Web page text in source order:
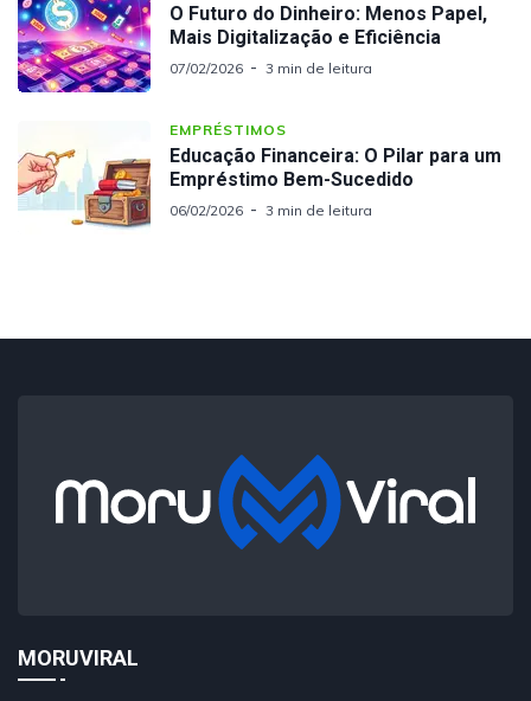
O Futuro do Dinheiro: Menos Papel,
Mais Digitalização e Eficiência
07/02/2026 3 min de leitura
EMPRÉSTIMOS
Educação Financeira: O Pilar para um
Empréstimo Bem-Sucedido
06/02/2026 3 min de leitura
MORUVIRAL